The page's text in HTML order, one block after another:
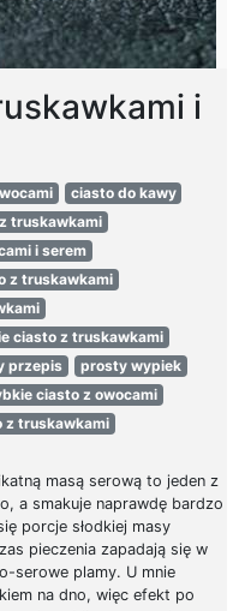
i
ciasto do kawy
truskawkami
i serem
z truskawkami
ciasto z truskawkami
przepis
prosty wypiek
ciasto z owocami
z truskawkami
masą serową to jeden z
a smakuje naprawdę bardzo
porcje słodkiej masy
pieczenia zapadają się w
serowe plamy. U mnie
na dno, więc efekt po